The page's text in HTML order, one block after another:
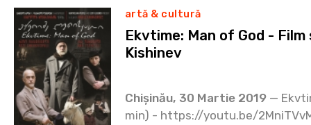
artă & cultură
Ekvtime: Man of God -
Kishinev
Chișinău, 30 Martie 2019 —
min) - https://youtu.be/